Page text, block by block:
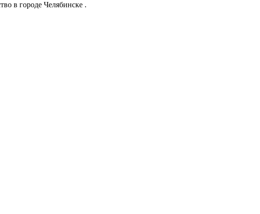
в городе Челябинске .